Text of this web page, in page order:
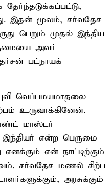
இதன் மூலம், சர்வதேச
பெறும் முதல் இந்திய
அவர்
பட்நாயக்
வெப்பமயமாதலை
உருவாக்கினேன்.
மாஸ்டர்
என்ற பெருமை
எனக்கும் என் நாட்டிற்கும்
சர்வதேச மணல் சிற்ப
அரசுக்கும்